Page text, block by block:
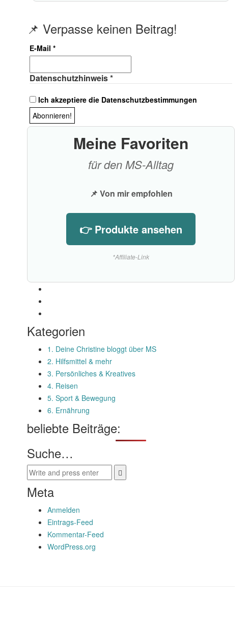
📌 Verpasse keinen Beitrag!
E-Mail *
Datenschutzhinweis*
Ich akzeptiere die Datenschutzbestimmungen
Meine Favoriten
für den MS-Alltag
📌 Von mir empfohlen
👉 Produkte ansehen
*Affiliate-Link
Kategorien
1. Deine Christine bloggt über MS
2. Hilfsmittel & mehr
3. Persönliches & Kreatives
4. Reisen
5. Sport & Bewegung
6. Ernährung
beliebte Beiträge:
Suche…
Meta
Anmelden
Eintrags-Feed
Kommentar-Feed
WordPress.org